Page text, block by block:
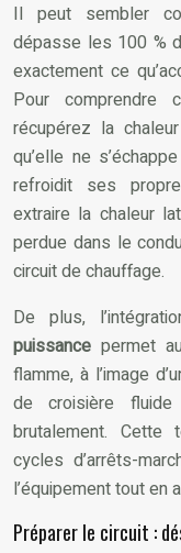
Il peut sembler
dépasse les 100 %
exactement ce
Pour comprendre
récupérez la
qu’elle ne
refroidit ses
extraire la chaleur
perdue dans le
circuit de chauffage.
De plus,
puissance permet
flamme, à l’image
de croisière
brutalement. Cette
cycles d’arrêts-
l’équipement tout en
Préparer le circuit :